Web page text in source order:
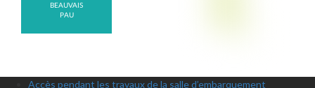
BEAUVAIS
PAU
Accès pendant les travaux de la salle d’embarquement